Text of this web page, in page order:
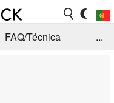
FAQ/Técnica
...